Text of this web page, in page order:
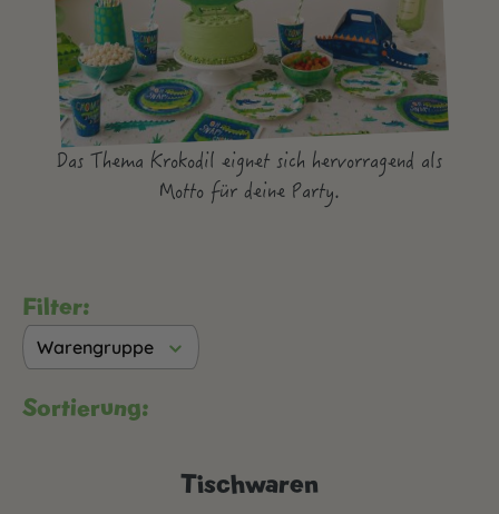
Das Thema Krokodil eignet sich hervorragend als
Motto für deine Party.
Filter:
Warengruppe
Sortierung:
Tischwaren